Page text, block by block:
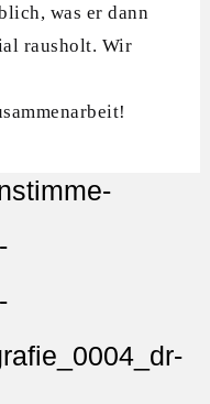
was er dann
rausholt. Wir